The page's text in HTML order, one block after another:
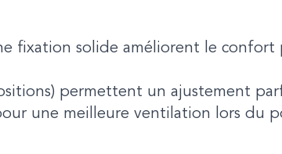
fixation solide améliorent le confort
permettent un ajustement
une meilleure ventilation lors du